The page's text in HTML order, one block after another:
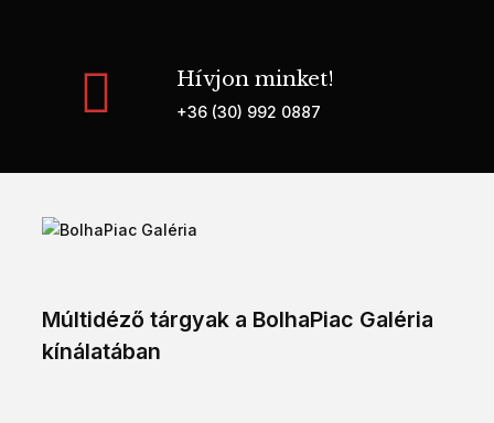
Hívjon minket!
+36 (30) 992 0887
Múltidéző tárgyak a BolhaPiac Galéria
kínálatában